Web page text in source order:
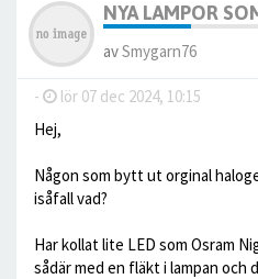
NYA LAMPOR
avSmygarn76
- lör 07 dec 2024, 10:15
Hej,
Någon som bytt ut orginal
isåfall vad?
Har kollat lite LED som Osram
sådär med en fläkt i lampan och